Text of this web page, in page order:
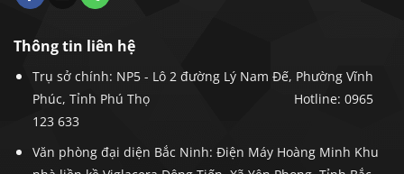
Thông tin liên hệ
Trụ sở chính: NP5 - Lô 2 đường Lý Nam Đế, Phường Vĩnh
Phúc, Tỉnh Phú Thọ Hotline: 0965
123 633
Văn phòng đại diện Bắc Ninh: Điện Máy Hoàng Minh Khu